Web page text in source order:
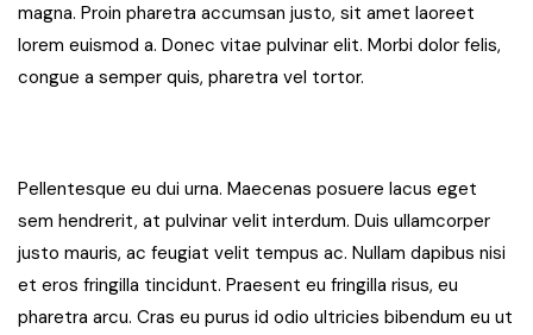
magna. Proin pharetra accumsan justo, sit amet laoreet
lorem euismod a. Donec vitae pulvinar elit. Morbi dolor felis,
congue a semper quis, pharetra vel tortor.
Pellentesque eu dui urna. Maecenas posuere lacus eget
sem hendrerit, at pulvinar velit interdum. Duis ullamcorper
justo mauris, ac feugiat velit tempus ac. Nullam dapibus nisi
et eros fringilla tincidunt. Praesent eu fringilla risus, eu
pharetra arcu. Cras eu purus id odio ultricies bibendum eu ut